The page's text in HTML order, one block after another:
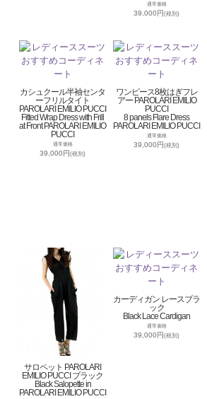
通常価格
39,000円(税別)
カシュクール半袖センタ
ーフリルタイト
PAROLARI EMILIO PUCCI
Fitted Wrap Dress with Frill
at Front PAROLARI EMILIO
PUCCI
通常価格
39,000円(税別)
ワンピース8枚はぎフレ
アー PAROLARI EMILIO
PUCCI
8 panels Flare Dress
PAROLARI EMILIO PUCCI
通常価格
39,000円(税別)
サロペット PAROLARI
EMILIO PUCCI ブラック
Black Salopette in
PAROLARI EMILIO PUCCI
カーディガン レースブラ
ック
Black Lace Cardigan
通常価格
39,000円(税別)